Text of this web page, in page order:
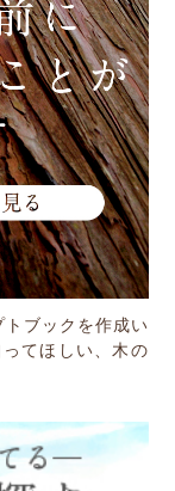
トブックを作成い
てほしい、木の